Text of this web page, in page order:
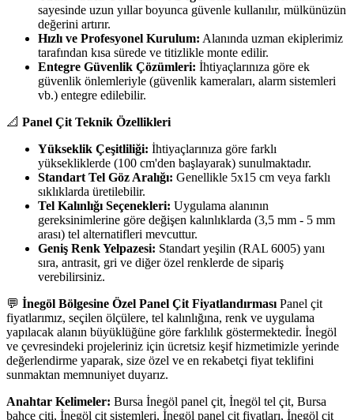
sayesinde uzun yıllar boyunca güvenle kullanılır, mülkünüzün
değerini artırır.
Hızlı ve Profesyonel Kurulum: Alanında uzman ekiplerimiz
tarafından kısa sürede ve titizlikle monte edilir.
Entegre Güvenlik Çözümleri: İhtiyaçlarınıza göre ek
güvenlik önlemleriyle (güvenlik kameraları, alarm sistemleri
vb.) entegre edilebilir.
📐 Panel Çit Teknik Özellikleri
Yükseklik Çeşitliliği: İhtiyaçlarınıza göre farklı
yüksekliklerde (100 cm'den başlayarak) sunulmaktadır.
Standart Tel Göz Aralığı: Genellikle 5x15 cm veya farklı
sıklıklarda üretilebilir.
Tel Kalınlığı Seçenekleri: Uygulama alanının
gereksinimlerine göre değişen kalınlıklarda (3,5 mm - 5 mm
arası) tel alternatifleri mevcuttur.
Geniş Renk Yelpazesi: Standart yeşilin (RAL 6005) yanı
sıra, antrasit, gri ve diğer özel renklerde de sipariş
verebilirsiniz.
💬 İnegöl Bölgesine Özel Panel Çit Fiyatlandırması Panel çit
fiyatlarımız, seçilen ölçülere, tel kalınlığına, renk ve uygulama
yapılacak alanın büyüklüğüne göre farklılık göstermektedir. İnegöl
ve çevresindeki projeleriniz için ücretsiz keşif hizmetimizle yerinde
değerlendirme yaparak, size özel ve en rekabetçi fiyat teklifini
sunmaktan memnuniyet duyarız.
Anahtar Kelimeler: Bursa İnegöl panel çit, İnegöl tel çit, Bursa
bahçe çiti, İnegöl çit sistemleri, İnegöl panel çit fiyatları, İnegöl çit